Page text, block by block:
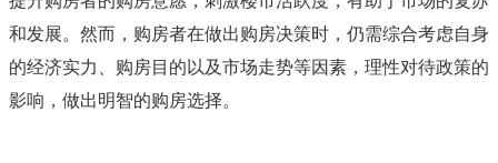
和发展。然而，购房者在做出购房决策时，仍需综合考虑自身
的经济实力、购房目的以及市场走势等因素，理性对待政策的
影响，做出明智的购房选择。